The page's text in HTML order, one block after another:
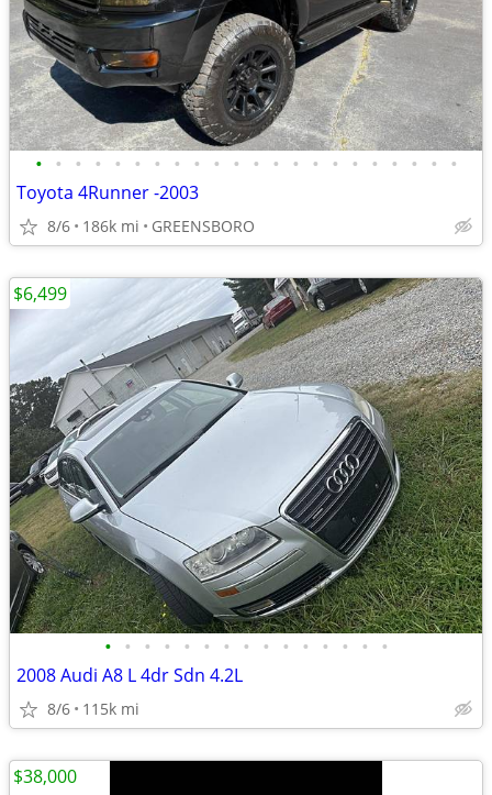
• • • • • • • • • • • • • • • • • • • • • •
Toyota 4Runner -2003
8/6 186k mi GREENSBORO
• • • • • • • • • • • • • • •
2008 Audi A8 L 4dr Sdn 4.2L
8/6 115k mi
$6,499
$38,000